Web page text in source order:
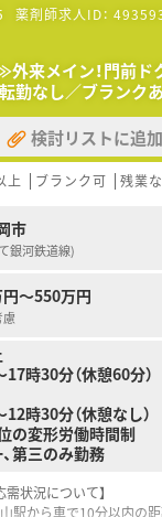
オススメ ≫
てもこれから知識をつけ
わりたい方
フイベントに応じて長
薬剤師求人ID：
外来メイン！門前
勤なし／ブランク
検討リストに追加
上 ブランク可 残業
市
銀河鉄道線)
～550万円
時30分（休憩60分）
時30分（休憩なし）
の変形労働時間制
第三のみ勤務
需状況について】